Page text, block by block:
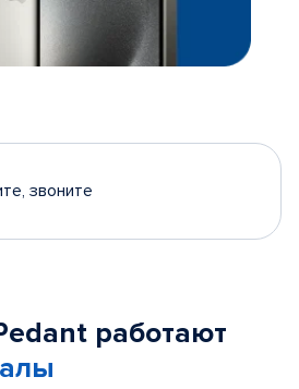
звоните
работают